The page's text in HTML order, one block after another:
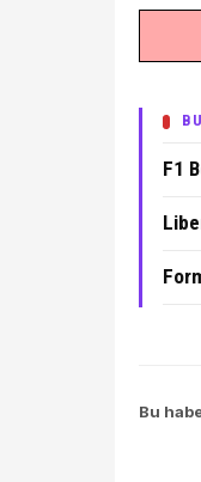
F1
Bu